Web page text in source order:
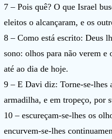
7 – Pois quê? O que Israel
eleitos o alcançaram, e os
8 – Como está escrito: Deus
sono: olhos para não verem e
até ao dia de hoje.
9 – E Davi diz: Torne-se-lhes
armadilha, e em tropeço, por
10 – escureçam-se-lhes os
encurvem-se-lhes